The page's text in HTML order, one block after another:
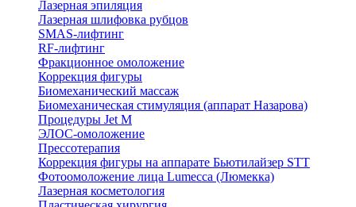
Лазерная эпиляция
Лазерная шлифовка рубцов
SMAS-лифтинг
RF-лифтинг
Фракционное омоложение
Коррекция фигуры
Биомеханический массаж
Биомеханическая стимуляция (аппарат Назарова)
Процедуры Jet M
ЭЛОС-омоложение
Прессотерапия
Коррекция фигуры на аппарате Бьютилайзер STT
Фотоомоложение лица Lumecca (Люмекка)
Лазерная косметология